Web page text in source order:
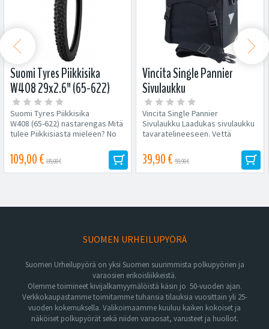
Suomi Tyres Piikkisika
W408 29x2.6" (65-622)
nastarengas
Suomi Tyres Piikkisika
W408 (65-622) nastarengas Mitä
tulee Piikkisiasta mieleen? No
109,00 € 139,00 €
Vincita Single Pannier
Sivulaukku
Vincita Single Pannier
Sivulaukku Laadukas sivulaukku
tavaratelineeseen. Vettä
olkanauha,...
39,90 € 59,90 €
 
SUOMEN URHEILUPYÖRÄ
Suomen Urheilupyörä on yksi Suomen suurimmista polkupyörien ja
varaosien erikoisliikkeistä.
Olemme toimineet kivijalkamyymälöistä käsin jo 50-vuoden ajan.
Verkkokaupastamme toimitamme tuhansia tilauksia vuosittain yli 25-
vuoden kokemuksella. Valikoimaamme kuuluu kaiken kokoiset ja
näköiset polkupyörät sekä niiden varaosat, varusteet ja huollot.